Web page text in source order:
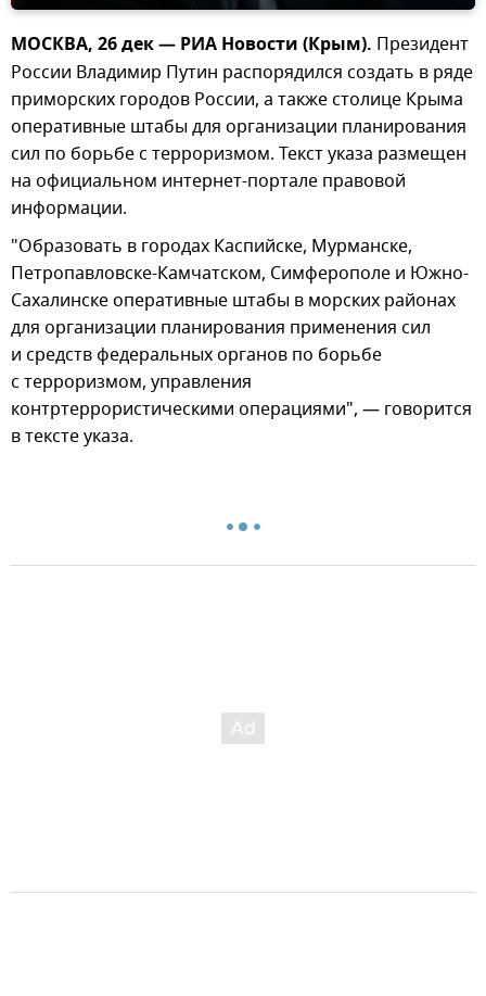
МОСКВА, 26 дек — РИА Новости (Крым). Президент
России Владимир Путин распорядился создать в ряде
приморских городов России, а также столице Крыма
оперативные штабы для организации планирования
сил по борьбе с терроризмом. Текст указа размещен
на официальном интернет-портале правовой
информации.
"Образовать в городах Каспийске, Мурманске,
Петропавловске-Камчатском, Симферополе и Южно-
Сахалинске оперативные штабы в морских районах
для организации планирования применения сил
и средств федеральных органов по борьбе
с терроризмом, управления
контртеррористическими операциями", — говорится
в тексте указа.